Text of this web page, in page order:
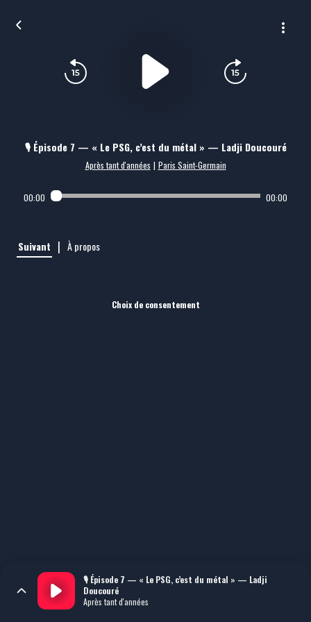
🎙️ Épisode 7 — « Le PSG, c’est du métal » — Ladji Doucouré
Après tant d'années | Paris Saint-Germain
00:00 00:00
Suivant | À propos
Choix de consentement
🎙️ Épisode 7 — « Le PSG, c’est du métal » — Ladji
Doucouré
Après tant d'années